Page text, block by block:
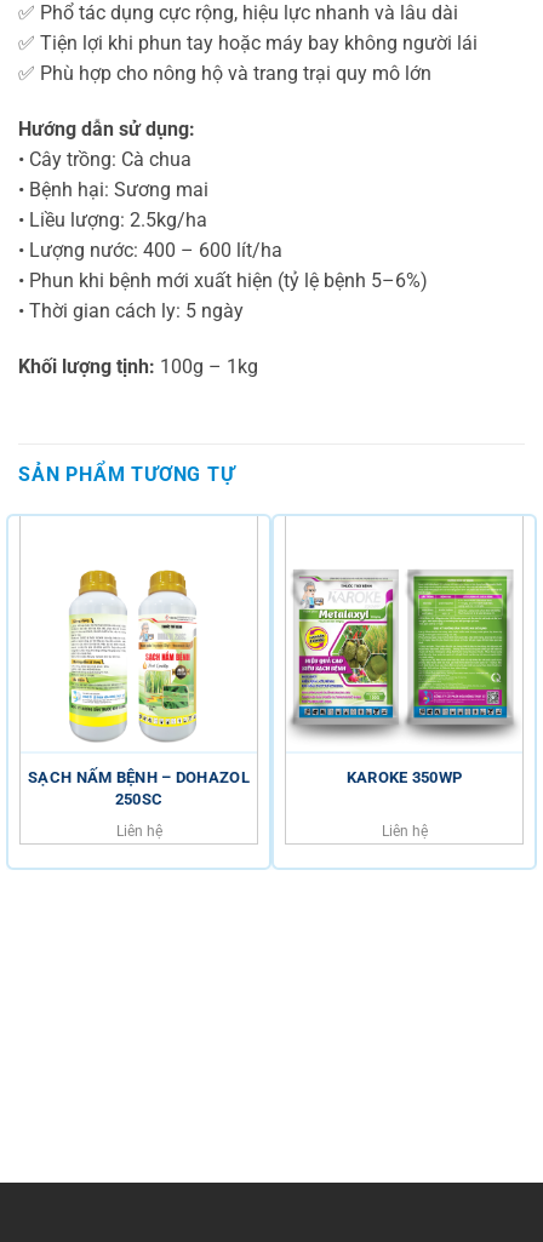
✅ Phổ tác dụng cực rộng, hiệu lực nhanh và lâu dài
✅ Tiện lợi khi phun tay hoặc máy bay không người lái
✅ Phù hợp cho nông hộ và trang trại quy mô lớn
Hướng dẫn sử dụng:
• Cây trồng: Cà chua
• Bệnh hại: Sương mai
• Liều lượng: 2.5kg/ha
• Lượng nước: 400 – 600 lít/ha
• Phun khi bệnh mới xuất hiện (tỷ lệ bệnh 5–6%)
• Thời gian cách ly: 5 ngày
Khối lượng tịnh: 100g – 1kg
SẢN PHẨM TƯƠNG TỰ
SẠCH NẤM BỆNH – DOHAZOL
250SC
Liên hệ
KAROKE 350WP
Liên hệ